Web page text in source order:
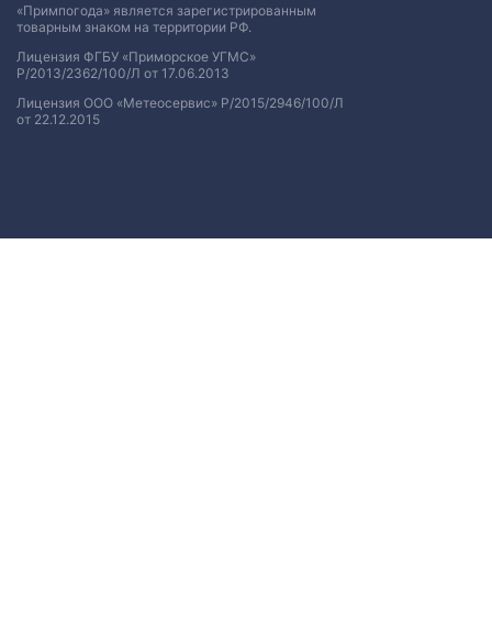
«Примпогода» является зарегистрированным
товарным знаком на территории РФ.
Лицензия ФГБУ «Приморское УГМС»
Р/2013/2362/100/Л от 17.06.2013
Лицензия ООО «Метеосервис» Р/2015/2946/100/Л
от 22.12.2015